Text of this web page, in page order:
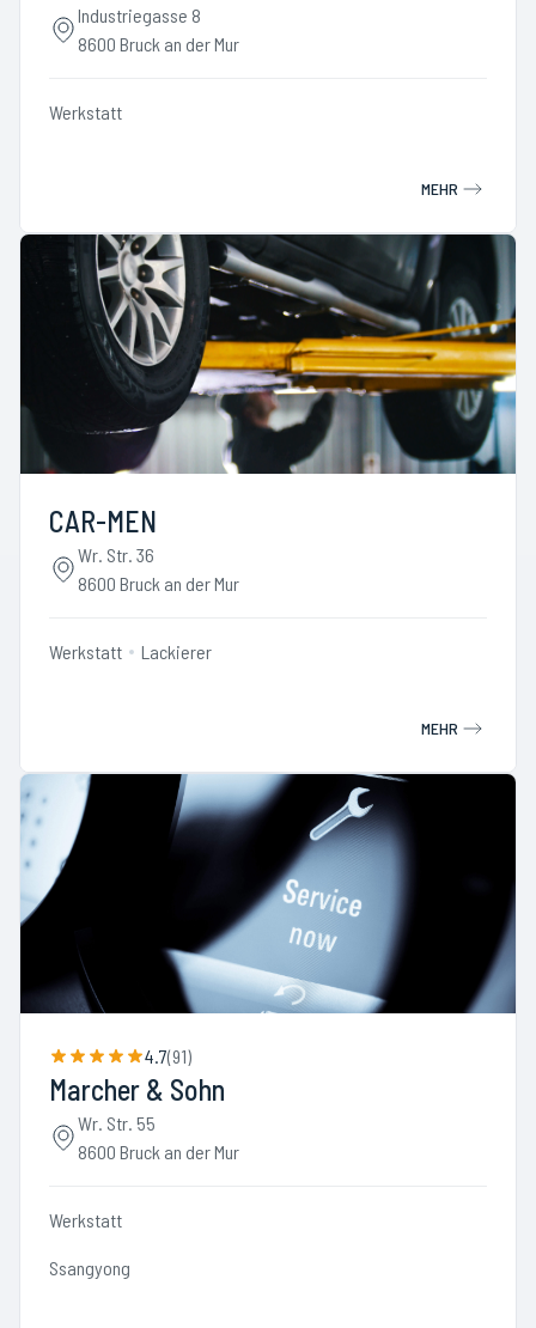
Industriegasse 8
8600 Bruck an der Mur
Werkstatt
MEHR
CAR-MEN
Wr. Str. 36
8600 Bruck an der Mur
Werkstatt Lackierer
MEHR
4.7(91)
Marcher & Sohn
Wr. Str. 55
8600 Bruck an der Mur
Werkstatt
Ssangyong